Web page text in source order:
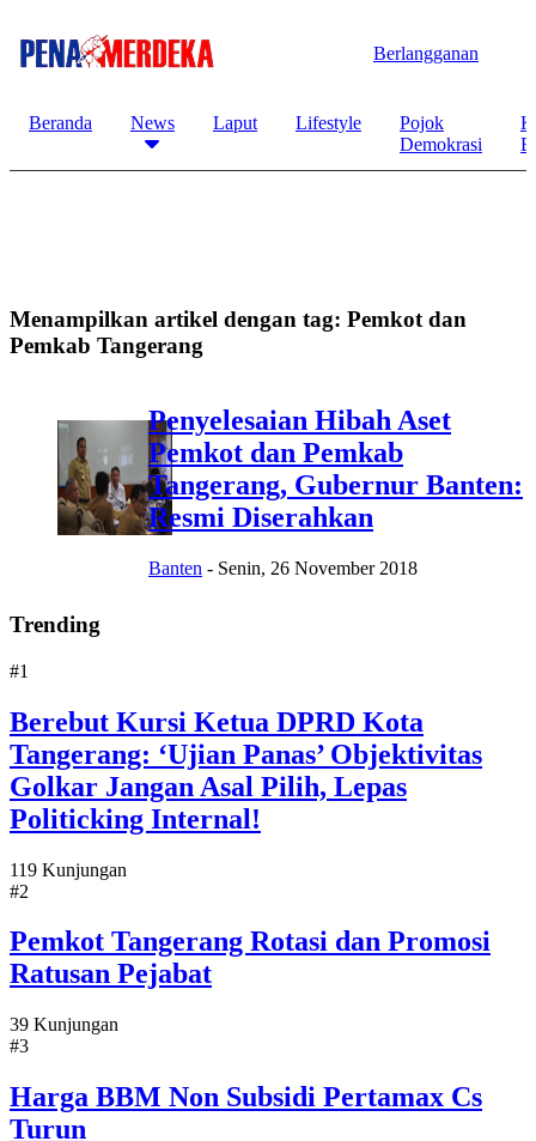
Berlangganan
Beranda News Laput Lifestyle
Pojok
Demokrasi
Menampilkan artikel dengan tag: Pemkot dan
Pemkab Tangerang
Penyelesaian Hibah Aset
Pemkot dan Pemkab
Tangerang, Gubernur Banten:
Resmi Diserahkan
Banten - Senin, 26 November 2018
Trending
#1
Berebut Kursi Ketua DPRD Kota
Tangerang: ‘Ujian Panas’ Objektivitas
Golkar Jangan Asal Pilih, Lepas
Politicking Internal!
119 Kunjungan
#2
Pemkot Tangerang Rotasi dan Promosi
Ratusan Pejabat
39 Kunjungan
#3
Harga BBM Non Subsidi Pertamax Cs
Turun